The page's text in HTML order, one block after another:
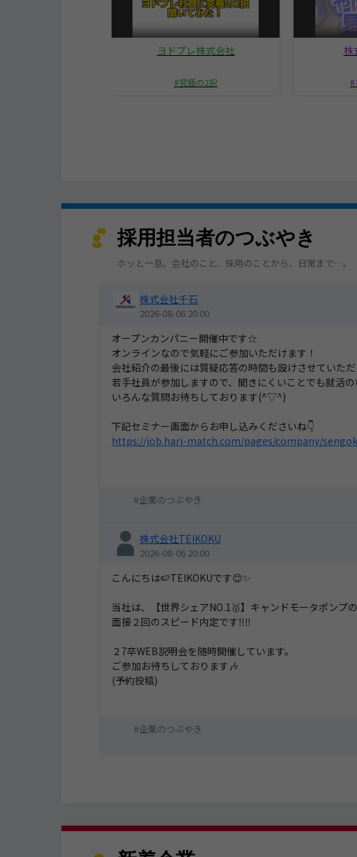
ヨドプレ株式会社
究極の2択
株
採用担当者のつぶやき
ホッと一息。会社のこと、採用のことから、日常まで…。
株式会社千石
2026-08-06 20:00
オープンカンパニー開催中です☆
オンラインなので気軽にご参加いただけます！
会社紹介の最後には質疑応答の時間も設けさせていただ
若手社員が参加しますので、聞きにくいことでも就活
いろんな質問お待ちしております(^▽^)
下記セミナー画面からお申し込みくださいね👇
https://job.hari-match.com/pages/company/
企業のつぶやき
株式会社TEIKOKU
2026-08-06 20:00
こんにちは🍉TEIKOKUです😊✨
当社は、【世界シェアNO.1🥇】キャンドモータポンプの
面接２回のスピード内定です‼️‼️
２7卒WEB説明会を随時開催しています。
ご参加お待ちしております🎶
(予約投稿)
企業のつぶやき